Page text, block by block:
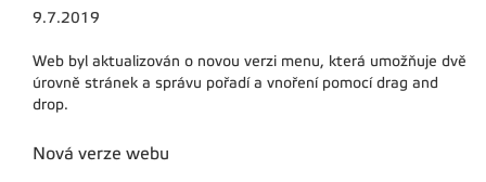
9.7.2019
Web byl aktualizován o novou verzi menu, která umožňuje dvě
úrovně stránek a správu pořadí a vnoření pomocí drag and
drop.
Nová verze webu